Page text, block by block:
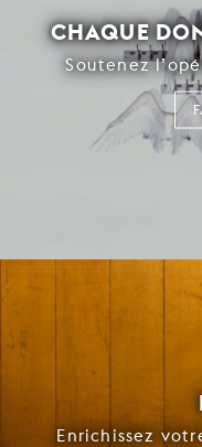
CHAQUE
Soutenez
Enrichissez